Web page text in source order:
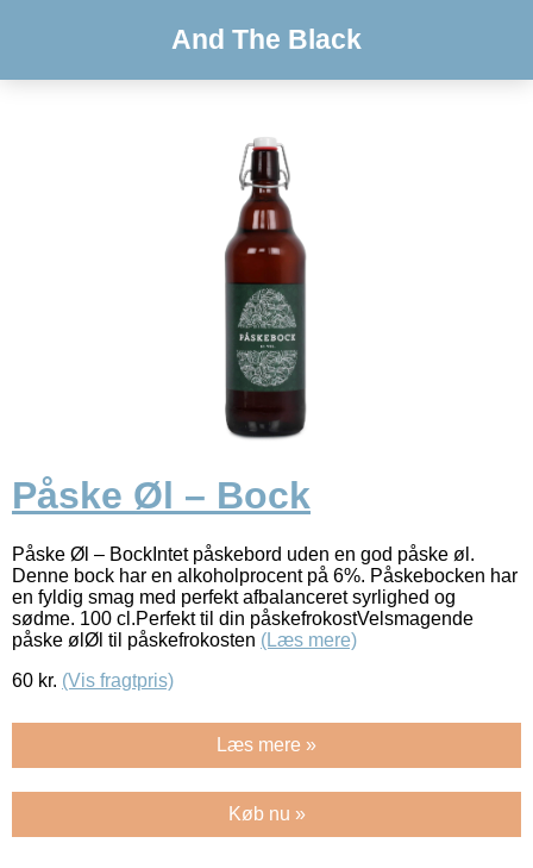
And The Black
Påske Øl – Bock
Påske Øl – BockIntet påskebord uden en god påske øl.
Denne bock har en alkoholprocent på 6%. Påskebocken har
en fyldig smag med perfekt afbalanceret syrlighed og
sødme. 100 cl.Perfekt til din påskefrokostVelsmagende
påske ølØl til påskefrokosten (Læs mere)
60 kr. (Vis fragtpris)
Læs mere »
Køb nu »